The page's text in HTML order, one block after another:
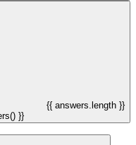
{{ answers.length }}
}}